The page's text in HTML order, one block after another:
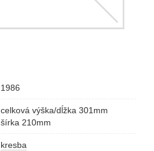
1986
celková výška/dĺžka 301mm
šírka 210mm
kresba